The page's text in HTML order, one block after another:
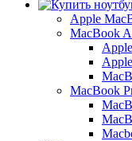
Apple
MacBook
MacBook